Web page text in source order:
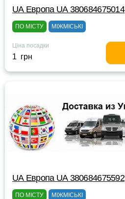
UА Европа UА 380684675014
ПО МІСТУ МІЖМІСЬКІ
Ціна посадки
1 грн
UА Европа UА 380684675592
ПО МІСТУ МІЖМІСЬКІ